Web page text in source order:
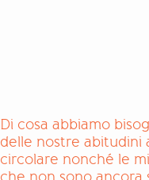
Di cosa abbiamo
delle nostre abitudini
circolare nonché le